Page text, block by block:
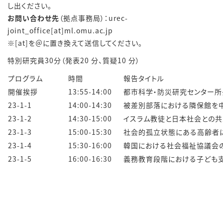
し出ください。
お問い合わせ先 （拠点事務局）：urec-
joint_office[at]ml.omu.ac.jp
※[at]を＠に置き換えて送信してください。
特別研究員30分（発表20 分、質疑10 分）
プログラム
時間
報告タイトル
開催挨拶
13:55-14:00
都市科学・防災研究センター
23-1-1
14:00-14:30
被差別部落における隣保館を
23-1-2
14:30-15:00
イスラム教徒と日本社会との
23-1-3
15:00-15:30
社会的孤立状態にある高齢者
23-1-4
15:30-16:00
韓国における社会福祉協議会
23-1-5
16:00-16:30 義務教育段階における子ども